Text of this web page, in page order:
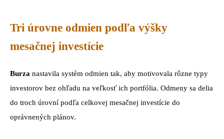
Tri úrovne odmien podľa výšky
mesačnej investície
Burza nastavila systém odmien tak, aby motivovala rôzne typy
investorov bez ohľadu na veľkosť ich portfólia. Odmeny sa delia
do troch úrovní podľa celkovej mesačnej investície do
oprávnených plánov.